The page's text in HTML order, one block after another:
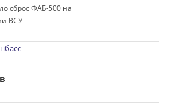
сброс ФАБ-500 на
ВСУ